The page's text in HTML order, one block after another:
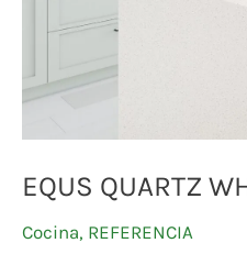
EQUS QUARTZ
Cocina, REFERENCIA